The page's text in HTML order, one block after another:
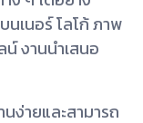
นเนอร์ โลโก้ ภาพ
งานนำเสนอ
ง่ายและสามารถ